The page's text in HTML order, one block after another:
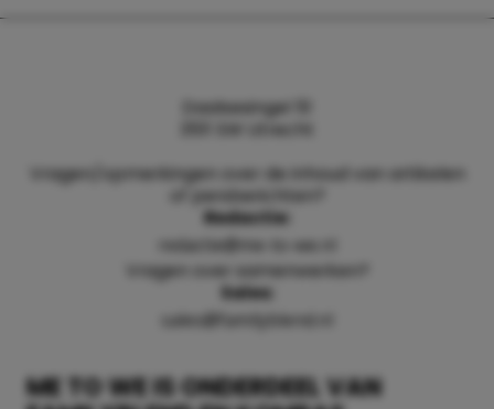
ME TO WE IS ONDERDEEL VAN
Daalsesingel 51
3511 SW Utrecht
Vragen/opmerkingen over de inhoud van artikelen
of persberichten?
Redactie:
redactie@me-to-we.nl
Vragen over samenwerken?
Sales:
sales@familyblend.nl